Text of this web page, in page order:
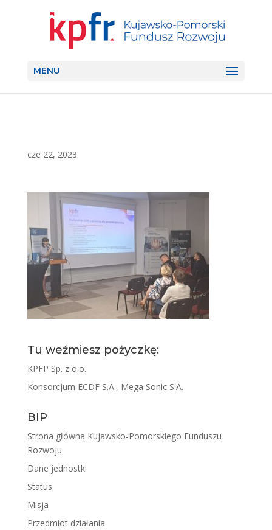
MENU
cze 22, 2023
Tu weźmiesz pożyczkę:
KPFP Sp. z o.o.
Konsorcjum ECDF S.A., Mega Sonic S.A.
BIP
Strona główna Kujawsko-Pomorskiego Funduszu
Rozwoju
Dane jednostki
Status
Misja
Przedmiot działania